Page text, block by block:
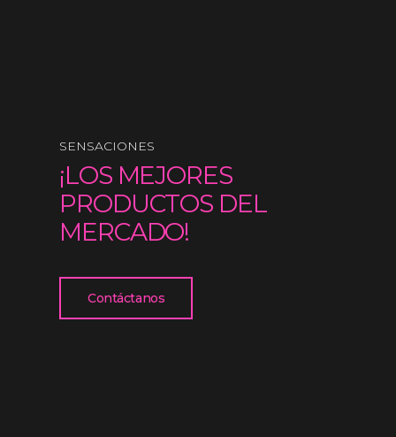
SENSACIONES
¡LOS MEJORES
PRODUCTOS DEL
MERCADO!
Contáctanos